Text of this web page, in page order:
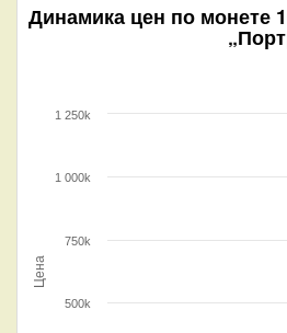
Динамика цен по монете
Цена
1 000k
500k
750k
1 250k